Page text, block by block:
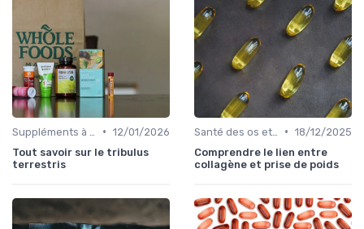
• 12/01/2026
Tout savoir sur le tribulus
terrestris
• 18/12/2025
Comprendre le lien entre
collagène et prise de poids